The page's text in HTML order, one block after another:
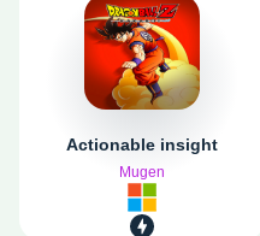
Actionable insight
Mugen